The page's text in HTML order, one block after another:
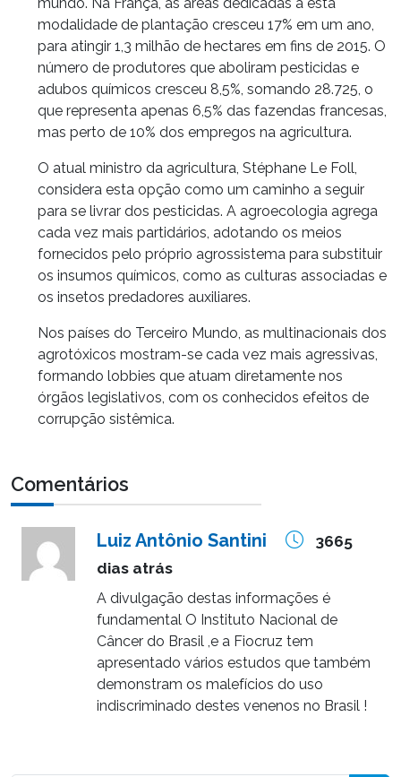
modalidade de plantação cresceu 17% em um ano,
para atingir 1,3 milhão de hectares em fins de 2015. O
número de produtores que aboliram pesticidas e
adubos químicos cresceu 8,5%, somando 28.725, o
que representa apenas 6,5% das fazendas francesas,
mas perto de 10% dos empregos na agricultura.
O atual ministro da agricultura, Stéphane Le Foll,
considera esta opção como um caminho a seguir
para se livrar dos pesticidas. A agroecologia agrega
cada vez mais partidários, adotando os meios
fornecidos pelo próprio agrossistema para substituir
os insumos químicos, como as culturas associadas e
os insetos predadores auxiliares.
Nos países do Terceiro Mundo, as multinacionais dos
agrotóxicos mostram-se cada vez mais agressivas,
formando lobbies que atuam diretamente nos
órgãos legislativos, com os conhecidos efeitos de
corrupção sistêmica.
Comentários
Luiz Antônio Santini
3665
dias atrás
A divulgação destas informações é
fundamental O Instituto Nacional de
Câncer do Brasil ,e a Fiocruz tem
apresentado vários estudos que também
demonstram os malefícios do uso
indiscriminado destes venenos no Brasil !